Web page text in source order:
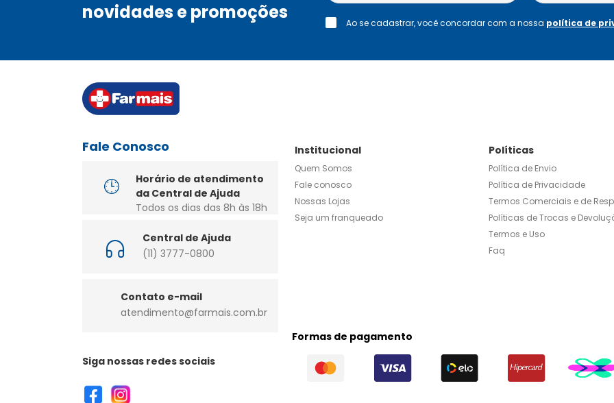
novidades e promoções
Ao se cadastrar, você concordar com a nossa política de
Fale Conosco
Horário de atendimento
da Central de Ajuda
Todos os dias das 8h às 18h
Central de Ajuda
(11) 3777-0800
Contato e-mail
atendimento@farmais.com.br
Siga nossas redes sociais
Institucional
Quem Somos
Fale conosco
Nossas Lojas
Seja um franqueado
Políticas
Política de Envio
Política de Privacidade
Termos Comerciais e de
Políticas de Trocas e
Termos e Uso
Faq
Formas de pagamento